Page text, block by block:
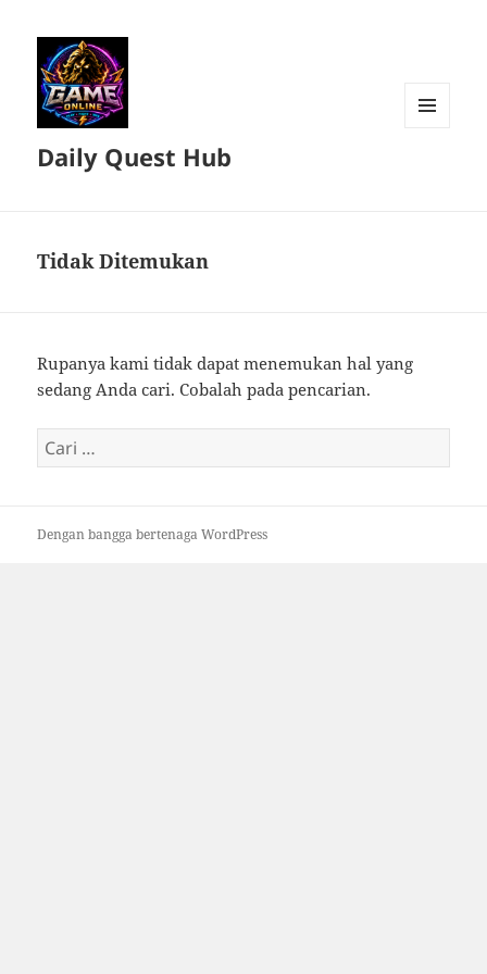
Daily Quest Hub
Tidak Ditemukan
Rupanya kami tidak dapat menemukan hal yang
sedang Anda cari. Cobalah pada pencarian.
Cari
untuk:
Dengan bangga bertenaga WordPress